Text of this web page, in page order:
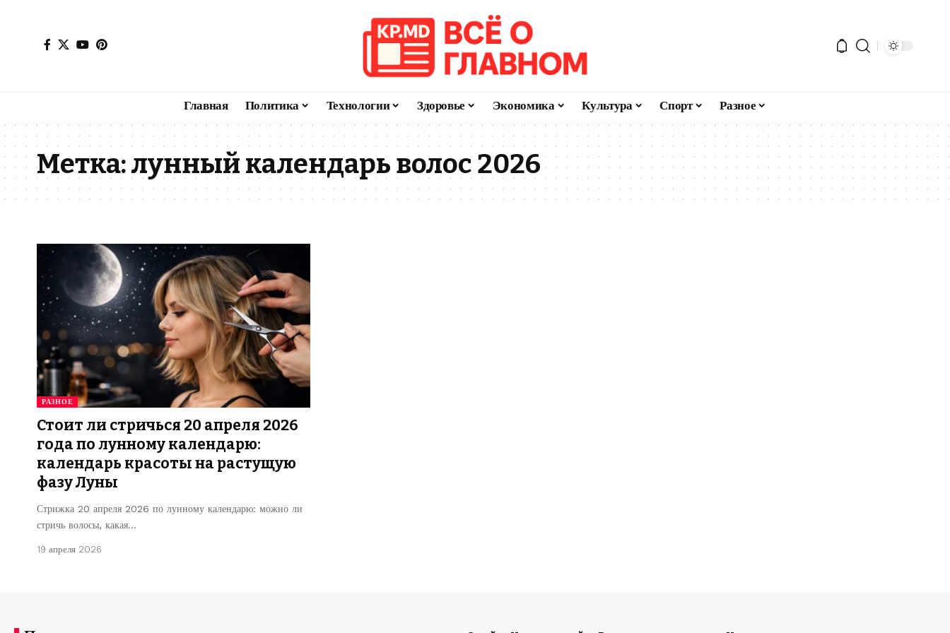
Главная Политика Технологии Здоровье Экономика Культура Спорт Разное
Метка:лунный календарь волос 2026
РАЗНОЕ
Стоит ли стричься 20 апреля 2026
года по лунному календарю:
календарь красоты на растущую
фазу Луны
Стрижка 20 апреля 2026 по лунному календарю: можно ли
стричь волосы, какая…
19 апреля 2026